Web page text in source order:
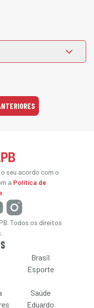
seu acordo com o
a Política de
.
Todos os direitos
Brasil
Esporte
Saúde
Eduardo